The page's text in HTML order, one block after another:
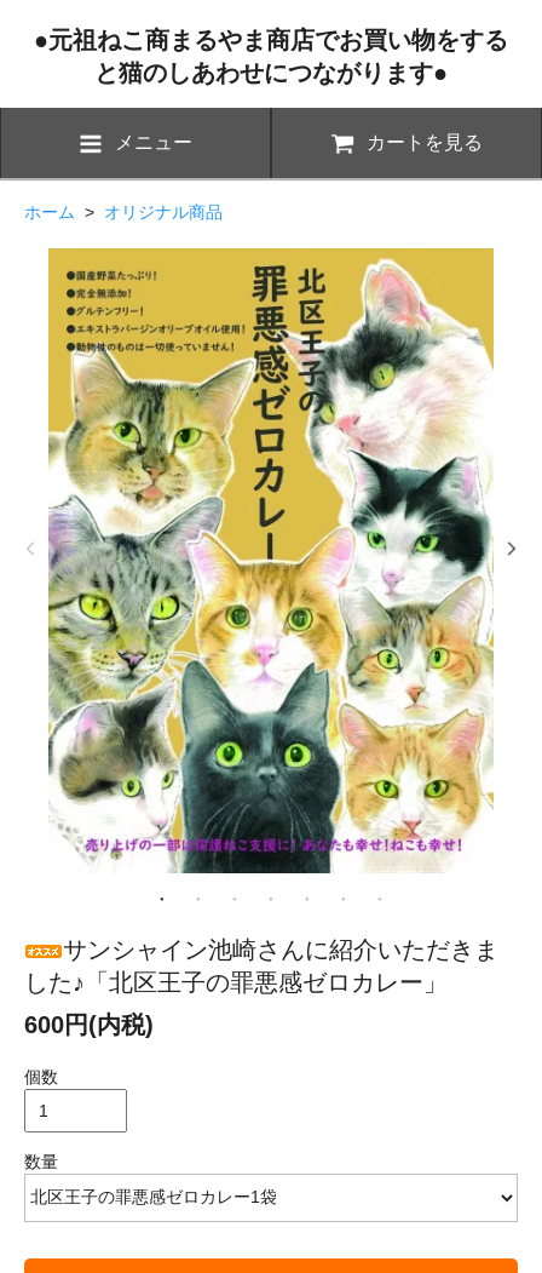
●元祖ねこ商まるやま商店でお買い物をする
と猫のしあわせにつながります●
メニュー カートを見る
ホーム > オリジナル商品
サンシャイン池崎さんに紹介いただきま
した♪「北区王子の罪悪感ゼロカレー」
600円(内税)
個数
数量